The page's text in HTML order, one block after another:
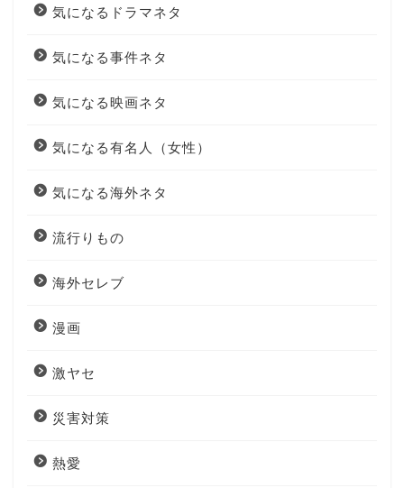
気になるドラマネタ
気になる事件ネタ
気になる映画ネタ
気になる有名人（女性）
気になる海外ネタ
流行りもの
海外セレブ
漫画
激ヤセ
災害対策
熱愛